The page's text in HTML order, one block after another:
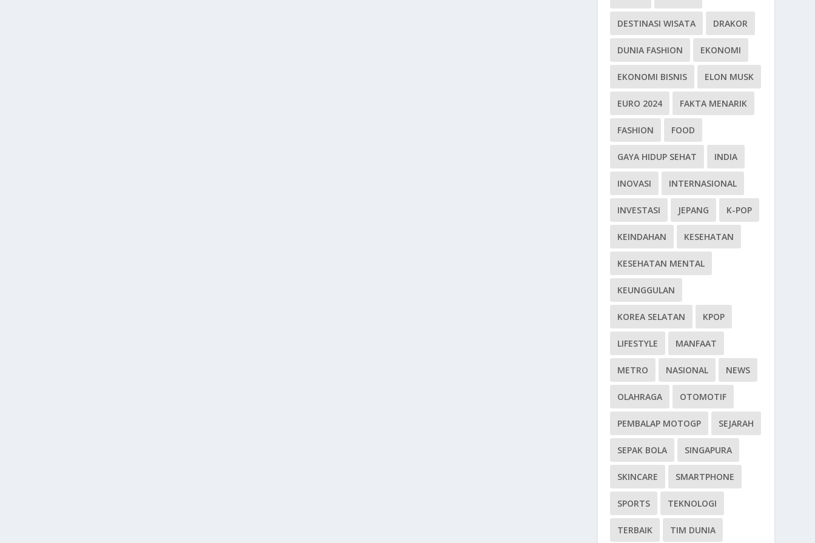
DESTINASI WISATA DRAKOR
DUNIA FASHION EKONOMI
EKONOMI BISNIS ELON MUSK
EURO 2024 FAKTA MENARIK
FASHION FOOD
GAYA HIDUP SEHAT INDIA
INOVASI INTERNASIONAL
INVESTASI JEPANG K-POP
KEINDAHAN KESEHATAN
KESEHATAN MENTAL
KEUNGGULAN
KOREA SELATAN KPOP
LIFESTYLE MANFAAT
METRO NASIONAL NEWS
OLAHRAGA OTOMOTIF
PEMBALAP MOTOGP SEJARAH
SEPAK BOLA SINGAPURA
SKINCARE SMARTPHONE
SPORTS TEKNOLOGI
TERBAIK TIM DUNIA